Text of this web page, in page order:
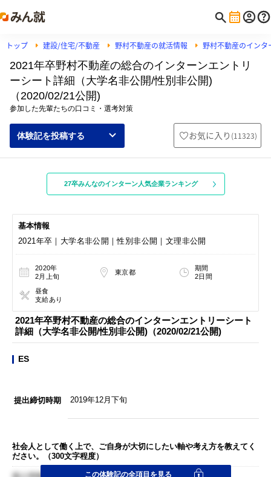
トップ 建設/住宅/不動産 野村不動産の就活情報 野村不動産のインタ
2021年卒野村不動産の総合のインターンエントリ
ーシート詳細（大学名非公開/性別非公開)
（2020/02/21公開)
参加した先輩たちの口コミ・選考対策
体験記を投稿する お気に入り (11323)
27卒みんなのインターン人気企業ランキング
基本情報
2021年卒｜大学名非公開｜性別非公開｜文理非公開
2020年
2月上旬
東京都
期間
2日間
昼食
支給あり
2021年卒野村不動産の総合のインターンエントリーシート
詳細（大学名非公開/性別非公開)（2020/02/21公開)
ES
提出締切時期 2019年12月下旬
社会人として働く上で、ご自身が大切にしたい軸や考え方を教えてく
ださい。（300文字程度）
この体験記の全項目を見る